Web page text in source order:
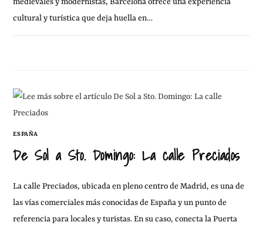
cultural y turística que deja huella en…
ESPAÑA
De Sol a Sto. Domingo: La calle Preciados
La calle Preciados, ubicada en pleno centro de Madrid, es una de
las vías comerciales más conocidas de España y un punto de
referencia para locales y turistas. En su caso, conecta la Puerta